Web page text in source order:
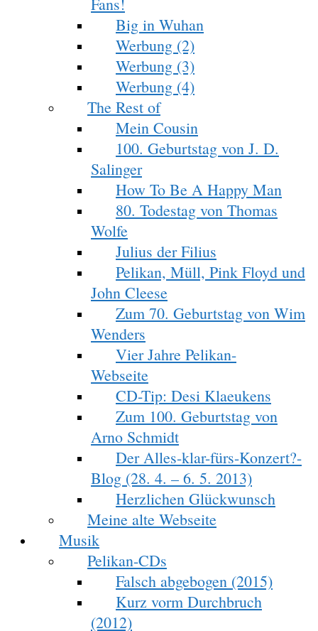
Big in Wuhan
Werbung (2)
Werbung (3)
Werbung (4)
The Rest of
Mein Cousin
100. Geburtstag von J. D.
Salinger
How To Be A Happy Man
80. Todestag von Thomas
Wolfe
Julius der Filius
Pelikan, Müll, Pink Floyd und
John Cleese
Zum 70. Geburtstag von Wim
Wenders
Vier Jahre Pelikan-
Webseite
CD-Tip: Desi Klaeukens
Zum 100. Geburtstag von
Arno Schmidt
Der Alles-klar-fürs-Konzert?-
Blog (28. 4. – 6. 5. 2013)
Herzlichen Glückwunsch
Meine alte Webseite
Musik
Pelikan-CDs
Falsch abgebogen (2015)
Kurz vorm Durchbruch
(2012)